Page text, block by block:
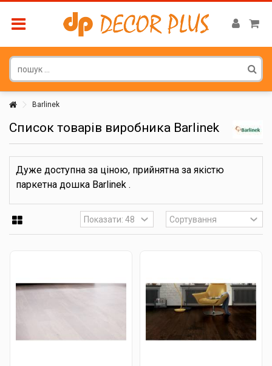
Barlinek
Список товарів виробника Barlinek
Дуже доступна за ціною, прийнятна за якістю
паркетна дошка Barlinek .